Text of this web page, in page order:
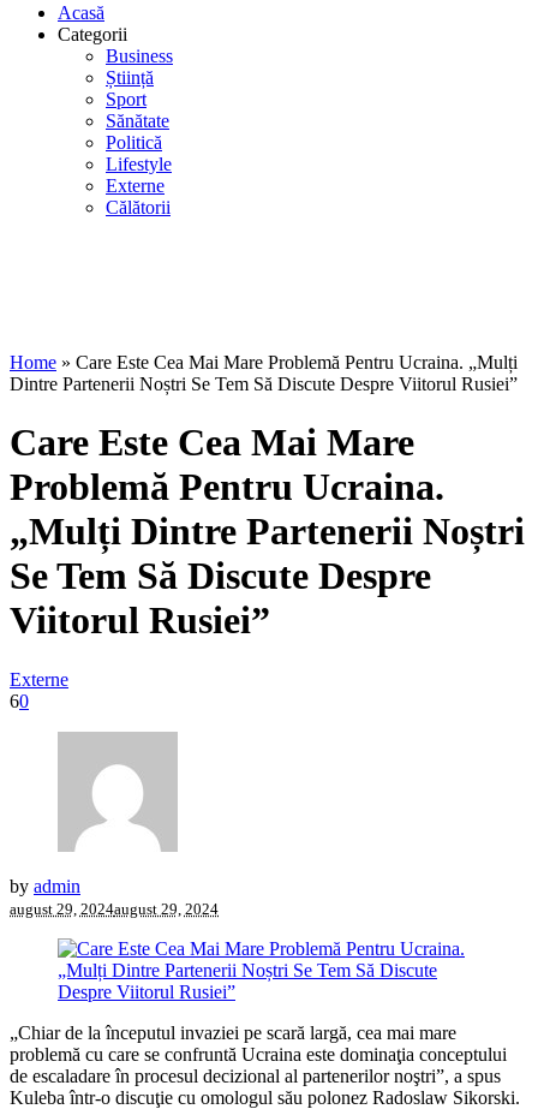
Acasă
Categorii
Business
Știință
Sport
Sănătate
Politică
Lifestyle
Externe
Călătorii
Home » Care Este Cea Mai Mare Problemă Pentru Ucraina. „Mulți
Dintre Partenerii Noștri Se Tem Să Discute Despre Viitorul Rusiei”
Care Este Cea Mai Mare
Problemă Pentru Ucraina.
„Mulți Dintre Partenerii Noștri
Se Tem Să Discute Despre
Viitorul Rusiei”
Externe
60
by admin
august 29, 2024august 29, 2024
„Chiar de la începutul invaziei pe scară largă, cea mai mare
problemă cu care se confruntă Ucraina este dominaţia conceptului
de escaladare în procesul decizional al partenerilor noştri”, a spus
Kuleba într-o discuţie cu omologul său polonez Radoslaw Sikorski.